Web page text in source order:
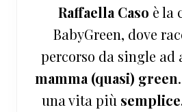
Raffaella Caso è la
BabyGreen, dove
percorso da single ad
mamma (quasi) green
una vita più